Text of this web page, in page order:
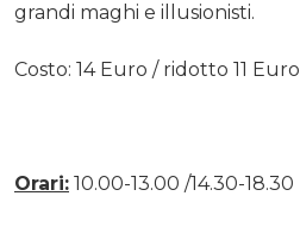
grandi maghi e illusionisti.
Costo: 14 Euro / ridotto 11 Euro
Orari: 10.00-13.00 /14.30-18.30